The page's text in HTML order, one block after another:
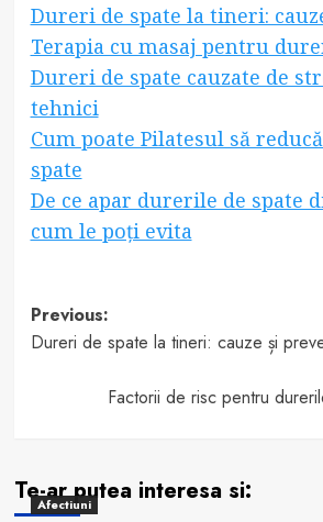
Dureri de spate la tineri:
Terapia cu masaj pentru
Dureri de spate cauzate de
tehnici
Cum poate Pilatesul să
spate
De ce apar durerile de spate
cum le poți evita
Post
navigation
Previous:
Dureri de spate la tineri: cauze și
Factorii de risc pentru
Te-ar putea interesa si:
Afectiuni